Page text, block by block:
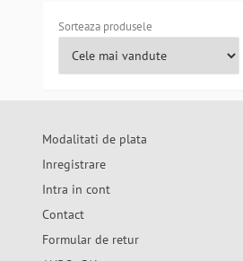
Sorteaza produsele
Modalitati de plata
Inregistrare
Intra in cont
Contact
Formular de retur